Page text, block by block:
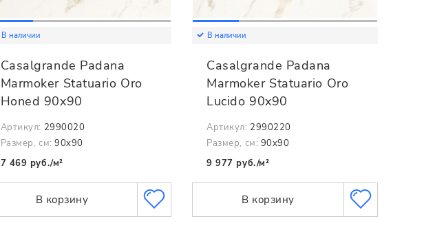
В наличии
Casalgrande Padana
Marmoker Statuario Oro
Honed 90x90
Артикул: 2990020
Размер, см: 90x90
7 469 руб./м²
В корзину
В наличии
Casalgrande Padana
Marmoker Statuario Oro
Lucido 90x90
Артикул: 2990220
Размер, см: 90x90
9 977 руб./м²
В корзину